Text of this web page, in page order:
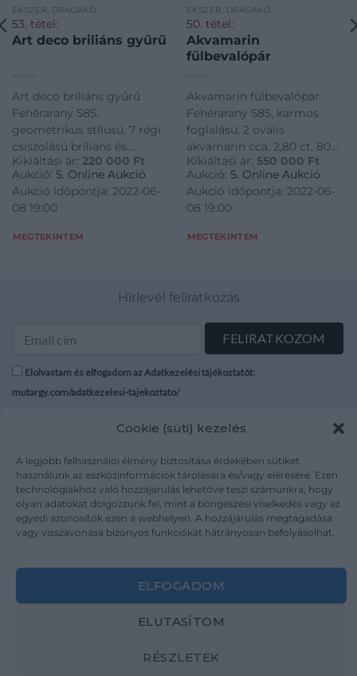
Cookie (süti) kezelés
A legjobb felhasználói élmény biztosítása érdekében sütiket
használunk az eszközinformációk tárolására és/vagy elérésére. Ezen
technológiákhoz való hozzájárulás lehetővé teszi számunkra, hogy
olyan adatokat dolgozzunk fel, mint a böngészési viselkedés vagy az
egyedi azonosítók ezen a webhelyen. A hozzájárulás megtagadása
vagy visszavonása bizonyos funkciókat hátrányosan befolyásolhat.
ELFOGADOM
ELUTASÍTOM
RÉSZLETEK
ÉKSZER, DRÁGAKŐ
53. tétel:
Art deco briliáns gyűrű
Art deco briliáns gyűrű
Fehérarany 585,
geometrikus stílusú, 7 régi
csiszolású briliáns és
gyémánt cca. 0,60 ct, I, SI,
után fémjelzett, 4,0 g,
méret: 57
Kikiáltási ár: 220 000 Ft
Aukció: 5. Online Aukció
Aukció időpontja: 2022-06-
08 19:00
MEGTEKINTEM
ÉKSZER, DRÁGAKŐ
50. tétel:
Akvamarin
fülbevalópár
Akvamarin fülbevalópár
Fehérarany 585, karmos
foglalású, 2 ovális
akvamarin cca. 2,80 ct, 80
modern csiszolású briliáns
cca. 1,20 ct, J, VS, beszúrós
stiftes klipsz szereléssel, 7,8
g
Kikiáltási ár: 550 000 Ft
Aukció: 5. Online Aukció
Aukció időpontja: 2022-06-
08 19:00
MEGTEKINTEM
Hírlevél feliratkozás
Elolvastam és elfogadom az Adatkezelési tájékoztatót:
mutargy.com/adatkezelesi-tajekoztato/
Karrier
Kapcsolat
Áraink
Adatvédelem
Impresszum
Copyright 2026 ©Mutargy.com